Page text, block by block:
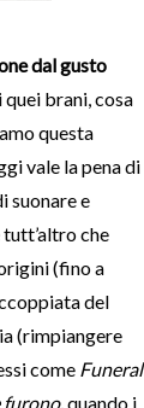
dal gusto
brani, cosa
questa
vale la pena di
suonare e
che
(fino a
del
(rimpiangere
come Funeral
furono, quando i